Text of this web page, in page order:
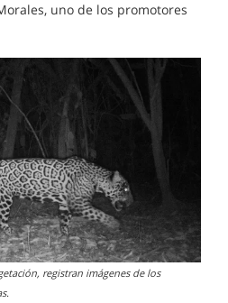
uno de los promotores
registran imágenes de los